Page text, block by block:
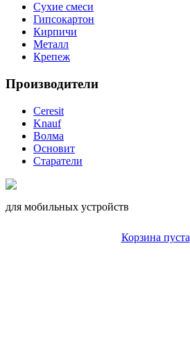
Сухие смеси
Гипсокартон
Кирпичи
Металл
Крепеж
Производители
Ceresit
Knauf
Волма
Основит
Старатели
для мобильных устройств
Корзина пуста